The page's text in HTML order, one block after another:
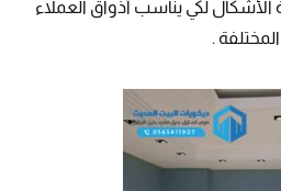
لكي يناسب أذواق العملاء
المختلفة .